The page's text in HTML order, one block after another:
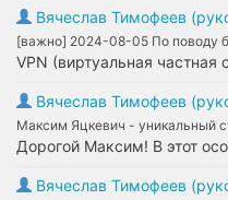
Вячеслав Тимофеев
[важно] 2024-08-05 По поводу
VPN (виртуальная
Вячеслав Тимофеев
Максим Яцкевич - уникальный
Дорогой Максим! В этот
Вячеслав Тимофеев